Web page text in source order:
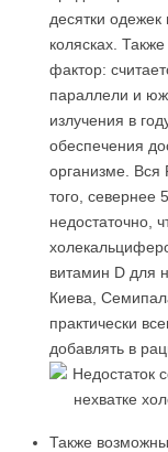
десятки
колясках.
фактор:
параллели и
излучения в
обеспечения
организме. Вся
того, севернее
недостаточно,
витамин D для
Киева,
практически
добавлять в
Также